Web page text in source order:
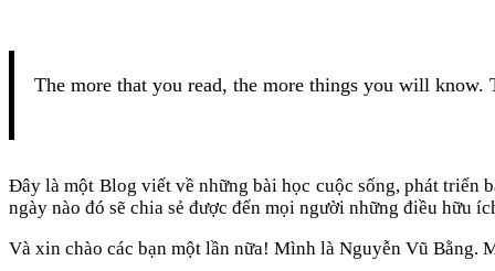
The more that you read, the more things you will know.
Đây là một Blog viết về những bài học cuộc sống, phát triển
ngày nào đó sẽ chia sẻ được đến mọi người những điều hữu
Và xin chào các bạn một lần nữa! Mình là Nguyễn Vũ